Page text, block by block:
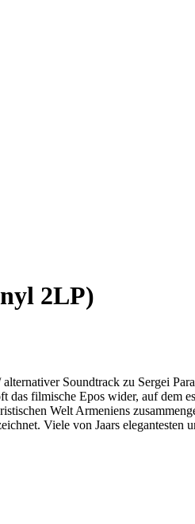
2LP)
Soundtrack zu Sergei
filmische Epos wider, auf dem
Welt Armeniens
Viele von Jaars